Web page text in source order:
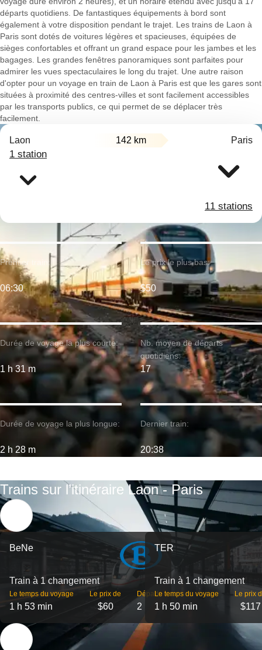
départs quotidiens. De fantastiques équipements à bord sont
également à votre disposition pendant le trajet. Les trains de Laon à
Paris sont dotés de voitures légères et spacieuses, équipées de
sièges confortables et offrant un grand espace pour les jambes et les
bagages. Les grandes fenêtres panoramiques sont parfaites pour
admirer les vues spectaculaires le long du trajet. Une autre raison
d'opter pour un voyage en train de Laon à Paris est que les gares sont
situées à proximité des centres-villes et sont facilement accessibles
par les transports publics, ce qui permet de se déplacer très
facilement.
Laon 142 km Paris
1 station
11 stations
Durée de voyage la plus courte:
1 h 31 m
Premier train:
06:30
Durée de voyage la plus longue:
2 h 28 m
Le prix le plus bas:
$50
Nb. moyen de départs
quotidiens:
17
Dernier train:
20:38
Trains sur l’itinéraire Laon - Paris
BeNe
Train à 1 changement
Le temps du voyage
1 h 53 min
Le prix de
$60
Départs
2
TER
Train à 1 changement
Le temps du voyage
1 h 50 min
Le prix
$117